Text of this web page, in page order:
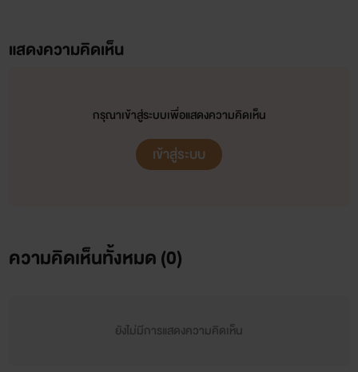
แสดงความคิดเห็น
กรุณาเข้าสู่ระบบเพื่อแสดงความคิดเห็น
เข้าสู่ระบบ
ความคิดเห็นทั้งหมด (0)
ยังไม่มีการแสดงความคิดเห็น